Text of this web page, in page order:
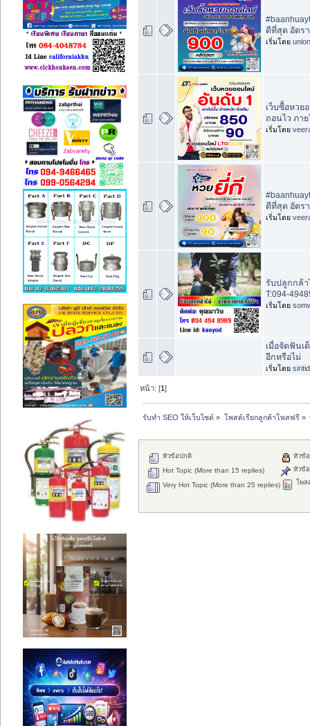
ดีที่สุด อัตร
เริ่มโดย
เว็บซื้อหวย
ถอนไว ภา
เริ่มโดย
ดีที่สุด อัตร
เริ่มโดย
รับปลูกกล้า
T:094-
เริ่มโดย
เมื่อจัดฟัน
อีกหรือไม่
เริ่มโดย
หน้า: [1]
รับทำ SEO ให้เว็บไซต์ » โพสต์เรียกลูกค้าโพสฟรี»
หัวข้อปกติ
Hot Topic (More than 15 replies)
Very Hot Topic (More than 25 replies)
หัวข้
หัวข้
โพล